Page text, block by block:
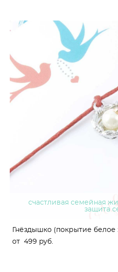
счастливая семейная
защита
Гнёздышко (покрытие белое
от 499 pуб.